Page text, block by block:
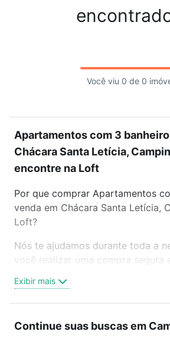
Você viu 0 de 0
Apartamentos com 3
Chácara Santa Letícia,
encontre na Loft
Por que comprar Apartamentos
venda em Chácara Santa Letícia,
Loft?
Nós te ajudamos durante toda a
você realizar uma compra segura
trabalho e do metrô, aqui você vai
oferta ideal de Apartamentos
conquistar seu sonho. Agende
Exibir mais
Continue suas buscas em